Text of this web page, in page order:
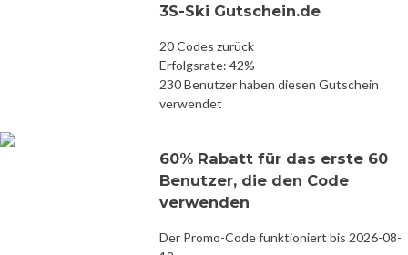
3S-Ski Gutschein.de
20 Codes zurück
Erfolgsrate: 42%
230 Benutzer haben diesen Gutschein
verwendet
60% Rabatt für das erste 60
Benutzer, die den Code
verwenden
Der Promo-Code funktioniert bis 2026-08-